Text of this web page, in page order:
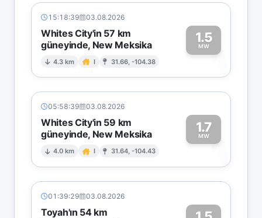
15:18:39 03.08.2026
Whites City'in 57 km
güneyinde, New Meksika
4.3 km I 31.66, -104.38
1.5
MW1
05:58:39 03.08.2026
Whites City'in 59 km
güneyinde, New Meksika
4.0 km I 31.64, -104.43
1.7
MW1
01:39:29 03.08.2026
Toyah'ın 54 km